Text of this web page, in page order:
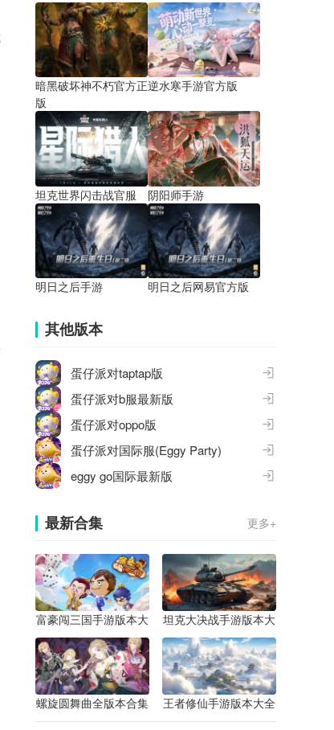
暗黑破坏神不朽官方正
版
逆水寒手游官方版
坦克世界闪击战官服 阴阳师手游
明日之后手游 明日之后网易官方版
其他版本
蛋仔派对taptap版
蛋仔派对b服最新版
蛋仔派对oppo版
蛋仔派对国际服(Eggy Party)
eggy go国际最新版
最新合集 更多+
富豪闯三国手游版本大
全
坦克大决战手游版本大
全
螺旋圆舞曲全版本合集 王者修仙手游版本大全